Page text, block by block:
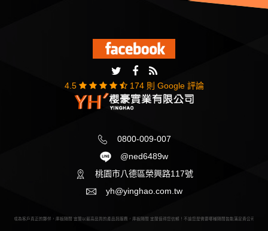
4.5 174 則 Google 評論
0800-009-007
@ned6489w
桃園市八德區榮興路117號
yh@yinghao.com.tw
桃園成為客戶真正的夥伴，庫板隔間 宜蘭以最高品質的產品與服務，庫板隔間 宜蘭值得您信賴！不論您是需要哪種隔間皆能滿足貴公司需求